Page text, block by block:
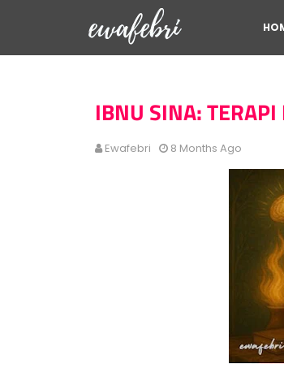
IBNU SINA:
Ewafebri 8 Months Ago